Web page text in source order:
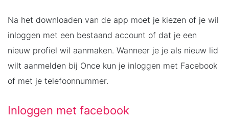
Na het downloaden van de app moet je kiezen of je wil
inloggen met een bestaand account of dat je een
nieuw profiel wil aanmaken. Wanneer je je als nieuw lid
wilt aanmelden bij Once kun je inloggen met Facebook
of met je telefoonnummer.
Inloggen met facebook